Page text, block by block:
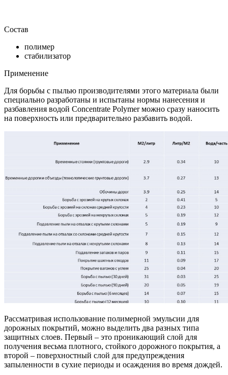
Состав
полимер
стабилизатор
Применение
Для борьбы с пылью производителями этого материала были
специально разработаны и испытаны нормы нанесения и
разбавления водой Concentrate Polymer можно сразу наносить
на поверхность или предварительно разбавить водой.
Рассматривая использование полимерной эмульсии для
дорожных покрытий, можно выделить два разных типа
защитных слоев. Первый – это проникающий слой для
получения весьма плотного, стойкого дорожного покрытия, а
второй – поверхностный слой для предупреждения
запыленности в сухие периоды и осаждения во время дождей.